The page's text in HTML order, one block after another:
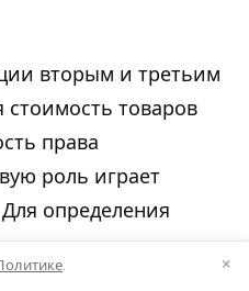
вторым и третьим
стоимость товаров
права
роль играет
Для определения
использования
рыночную ставку
×
.